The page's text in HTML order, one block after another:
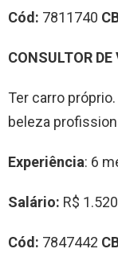
Cód: 7811740
CONSULTOR
Ter carro
beleza
Experiência: 6
Salário: R$
Cód: 7847442